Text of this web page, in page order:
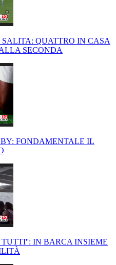
QUATTRO IN CASA
SECONDA
FONDAMENTALE IL
IN BARCA INSIEME